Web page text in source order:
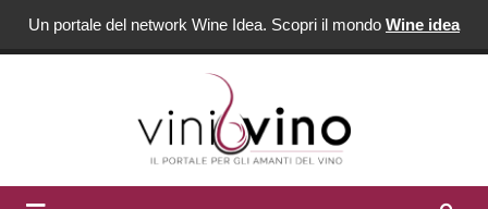
Un portale del network Wine Idea. Scopri il mondo Wine idea